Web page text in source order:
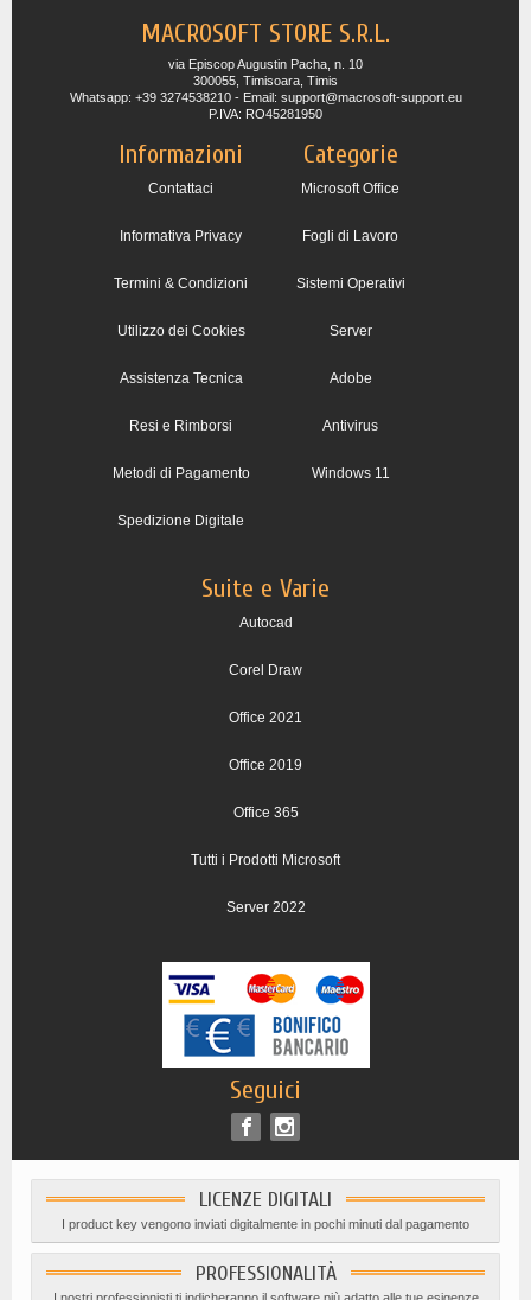
MACROSOFT STORE S.R.L.
via Episcop Augustin Pacha, n. 10
300055, Timisoara, Timis
Whatsapp: +39 3274538210 - Email: support@macrosoft-support.eu
P.IVA: RO45281950
Informazioni
Contattaci
Informativa Privacy
Termini & Condizioni
Utilizzo dei Cookies
Assistenza Tecnica
Resi e Rimborsi
Metodi di Pagamento
Spedizione Digitale
Categorie
Microsoft Office
Fogli di Lavoro
Sistemi Operativi
Server
Adobe
Antivirus
Windows 11
Suite e Varie
Autocad
Corel Draw
Office 2021
Office 2019
Office 365
Tutti i Prodotti Microsoft
Server 2022
Seguici
LICENZE DIGITALI
I product key vengono inviati digitalmente in pochi minuti dal pagamento
PROFESSIONALITÀ
I nostri professionisti ti indicheranno il software più adatto alle tue esigenze